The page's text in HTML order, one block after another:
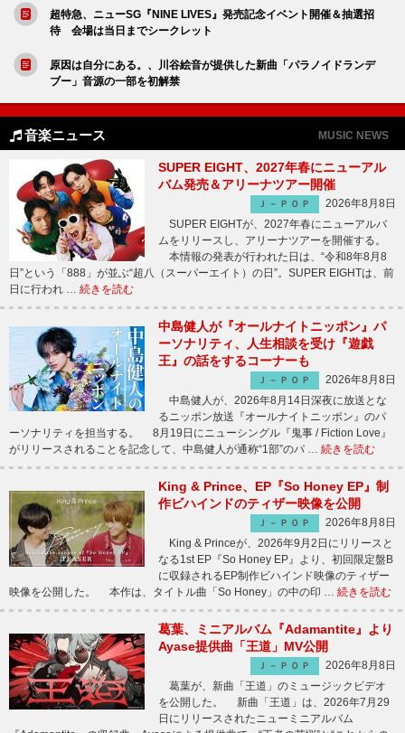
超特急、ニューSG『NINE LIVES』発売記念イベント開催＆抽選招
待 会場は当日までシークレット
原因は自分にある。、川谷絵音が提供した新曲「パラノイドランデ
ブー」音源の一部を初解禁
音楽ニュース MUSIC NEWS
SUPER EIGHT、2027年春にニューアル
バム発売＆アリーナツアー開催
Ｊ－ＰＯＰ
2026年8月8日
SUPER EIGHTが、2027年春にニューアルバ
ムをリリースし、アリーナツアーを開催する。
本情報の発表が行われた日は、“令和8年8月8
日”という「888」が並ぶ“超八（スーパーエイト）の日”。SUPER EIGHTは、前
日に行われ … 続きを読む
中島健人が『オールナイトニッポン』パ
ーソナリティ、人生相談を受け『遊戯
王』の話をするコーナーも
Ｊ－ＰＯＰ
2026年8月8日
中島健人が、2026年8月14日深夜に放送とな
るニッポン放送『オールナイトニッポン』のパ
ーソナリティを担当する。 8月19日にニューシングル『鬼事 / Fiction Love』
がリリースされることを記念して、中島健人が通称“1部”のパ … 続きを読む
King & Prince、EP『So Honey EP』制
作ビハインドのティザー映像を公開
Ｊ－ＰＯＰ
2026年8月8日
King & Princeが、2026年9月2日にリリースと
なる1st EP『So Honey EP』より、初回限定盤B
に収録されるEP制作ビハインド映像のティザー
映像を公開した。 本作は、タイトル曲「So Honey」の中の印 … 続きを読む
葛葉、ミニアルバム『Adamantite』より
Ayase提供曲「王道」MV公開
Ｊ－ＰＯＰ
2026年8月8日
葛葉が、新曲「王道」のミュージックビデオ
を公開した。 新曲「王道」は、2026年7月29
日にリリースされたニューミニアルバム